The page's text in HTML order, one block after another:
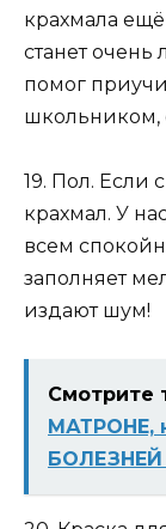
крахмала
станет очень
помог
школьником,
19. Пол. Если
крахмал. У
всем
заполняет
издают шум!
Смотрите
МАТРОНЕ,